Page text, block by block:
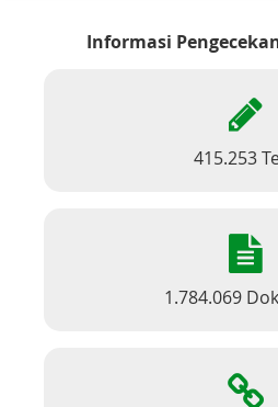
Informasi
415.253
1.784.069